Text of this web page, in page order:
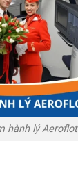
hành lý Aeroflot